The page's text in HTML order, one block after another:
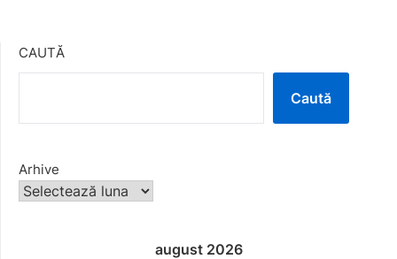
CAUTĂ
Caută
Arhive
august 2026